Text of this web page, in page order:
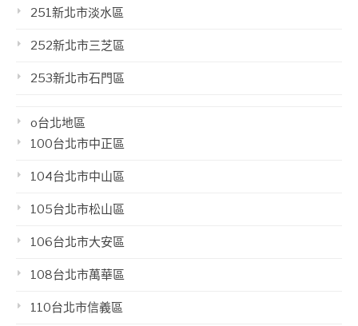
251新北市淡水區
252新北市三芝區
253新北市石門區
o台北地區
100台北市中正區
104台北市中山區
105台北市松山區
106台北市大安區
108台北市萬華區
110台北市信義區